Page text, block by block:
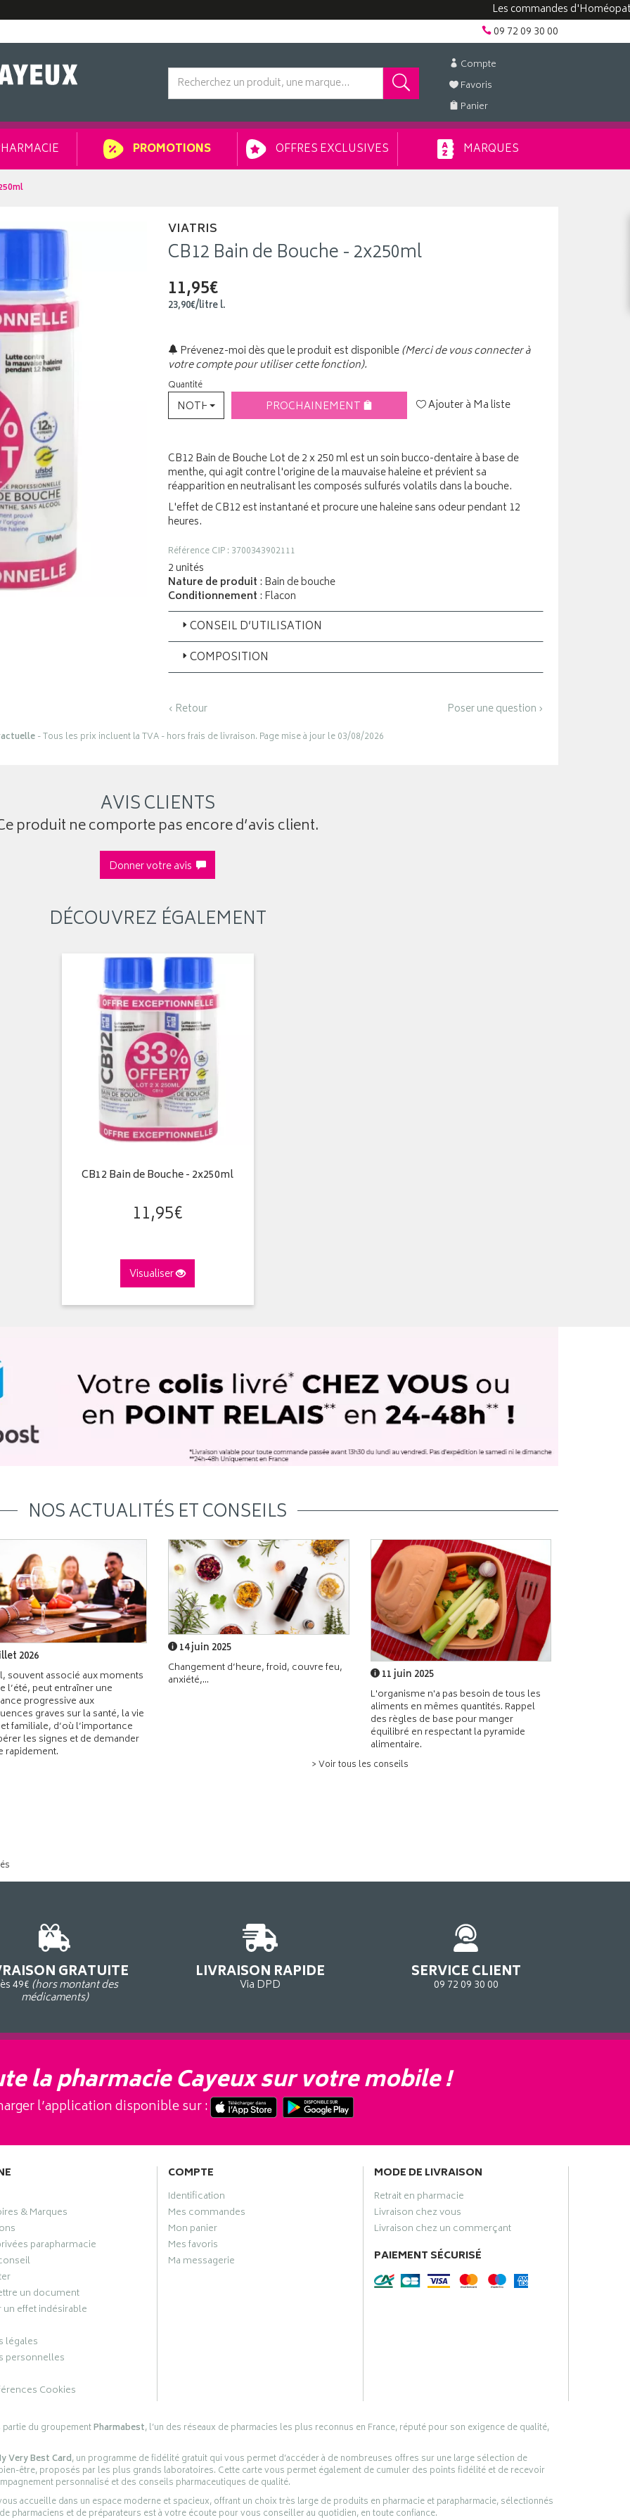
Les commandes d'Homéopathie
09 72 09 30 00
Compte
Favoris
Panier
PROMOTIONS OFFRES EXCLUSIVES MARQUES
VIATRIS
CB12 Bain de Bouche - 2x250ml
11,95€
23,90€/litrel.
Prévenez-moi dès que le produit est disponible(Merci de vous connecter à
votre compte pour utiliser cette fonction).
Quantité
NOTHING SELECTEDPROCHAINEMENT Ajouter à Ma liste
CB12 Bain de Bouche Lot de 2 x 250 ml est un soin bucco-dentaire à base de
menthe, qui agit contre l'origine de la mauvaise haleine et prévient sa
réapparition en neutralisant les composés sulfurés volatils dans la bouche.
L'effet de CB12 est instantané et procure une haleine sans odeur pendant 12
heures.
Référence CIP : 3700343902111
2 unités
Nature de produit : Bain de bouche
Conditionnement : Flacon
CONSEIL D’UTILISATION
COMPOSITION
‹ Retour Poser une question ›
- Tous les prix incluent la TVA - hors frais de livraison. Page mise à jour le 03/08/2026
AVIS CLIENTS
produit ne comporte pas encore d’avis client.
Donner votre avis
DÉCOUVREZ ÉGALEMENT
CB12 Bain de Bouche - 2x250ml
11,95€
Visualiser
NOS ACTUALITÉS ET CONSEILS
2026
souvent associé aux moments
l’été, peut entraîner une
progressive aux
graves sur la santé, la vie
familiale, d’où l’importance
les signes et de demander
rapidement.
14 juin 2025
Changement d’heure, froid, couvre feu,
anxiété,...
11 juin 2025
L'organisme n'a pas besoin de tous les
aliments en mêmes quantités. Rappel
des règles de base pour manger
équilibré en respectant la pyramide
alimentaire.
> Voir tous les conseils
GRATUITE
49€(hors montant des
médicaments)
LIVRAISON RAPIDE
Via DPD
SERVICE CLIENT
09 72 09 30 00
la pharmacie Cayeux sur votre mobile !
l’application disponible sur :
& Marques
parapharmacie
un document
effet indésirable
légales
personnelles
Cookies
COMPTE
Identification
Mes commandes
Mon panier
Mes favoris
Ma messagerie
MODE DE LIVRAISON
Retrait en pharmacie
Livraison chez vous
Livraison chez un commerçant
PAIEMENT SÉCURISÉ
du groupementPharmabest, l’un des réseaux de pharmacies les plus reconnus en France, réputé pour son exigence de qualité,
Very Best Card, un programme de fidélité gratuit qui vous permet d’accéder à de nombreuses offres sur une large sélection de
être, proposés par les plus grands laboratoires. Cette carte vous permet également de cumuler des points fidélité et de recevoir
personnalisé et des conseils pharmaceutiques de qualité.
accueille dans un espace moderne et spacieux, offrant un choix très large de produits en pharmacie et parapharmacie, sélectionnés
pharmaciens et de préparateurs est à votre écoute pour vous conseiller au quotidien, en toute confiance.